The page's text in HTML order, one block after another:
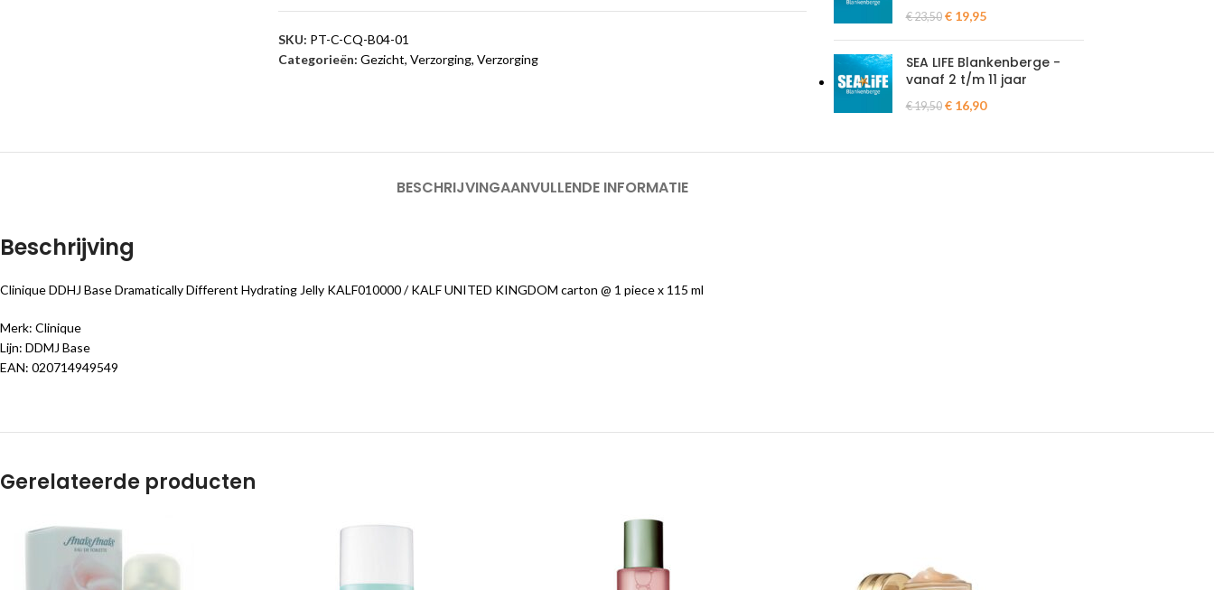
SKU: PT-C-CQ-B04-01
Categorieën: Gezicht, Verzorging, Verzorging
€23,50 €19,95
SEA LIFE Blankenberge -
vanaf 2 t/m 11 jaar
€19,50 €16,90
BESCHRIJVINGAANVULLENDE INFORMATIE
Beschrijving
Clinique DDHJ Base Dramatically Different Hydrating Jelly KALF010000 / KALF UNITED KINGDOM carton @ 1 piece x 115 ml
Merk: Clinique
Lijn: DDMJ Base
EAN: 020714949549
Gerelateerde producten